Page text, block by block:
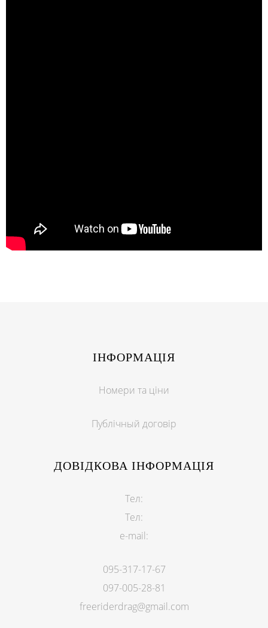
ІНФОРМАЦІЯ
Номери та ціни
Публічный договір
ДОВІДКОВА ІНФОРМАЦІЯ
Тел:
Тел:
e-mail:
095-317-17-67
097-005-28-81
freeriderdrag@gmail.com